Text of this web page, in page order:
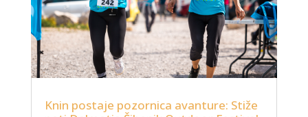
Knin postaje pozornica avanture: Stiže